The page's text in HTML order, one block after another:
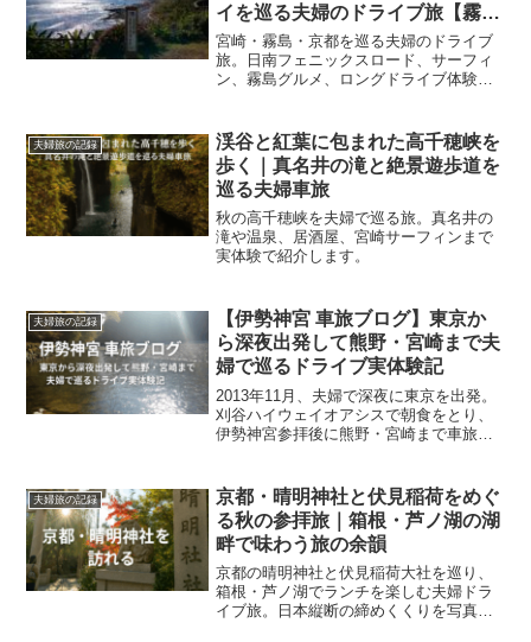
イを巡る夫婦のドライブ旅【霧島
ランチ・宮崎ドライブモデルコー
ス】
宮崎・霧島・京都を巡る夫婦のドライブ
旅。日南フェニックスロード、サーフィ
ン、霧島グルメ、ロングドライブ体験を
夫婦旅の記録
渓谷と紅葉に包まれた高千穂峡を
歩く｜真名井の滝と絶景遊歩道を
巡る夫婦車旅
秋の高千穂峡を夫婦で巡る旅。真名井の
滝や温泉、居酒屋、宮崎サーフィンまで
実体験で紹介します。
夫婦旅の記録
【伊勢神宮 車旅ブログ】東京か
ら深夜出発して熊野・宮崎まで夫
婦で巡るドライブ実体験記
2013年11月、夫婦で深夜に東京を出発。
刈谷ハイウェイオアシスで朝食をとり、
伊勢神宮参拝後に熊野・宮崎まで車旅し
夫婦旅の記録
京都・晴明神社と伏見稲荷をめぐ
る秋の参拝旅｜箱根・芦ノ湖の湖
畔で味わう旅の余韻
京都の晴明神社と伏見稲荷大社を巡り、
箱根・芦ノ湖でランチを楽しむ夫婦ドラ
イブ旅。日本縦断の締めくくりを写真と